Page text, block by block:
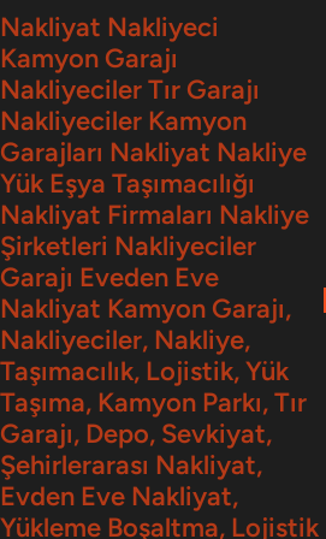
İçeriğe
geç
Nakliyat Nakliyeci
Kamyon Garajı
Nakliyeciler Tır Garajı
Nakliyeciler Kamyon
Garajları Nakliyat Nakliye
Yük Eşya Taşımacılığı
Nakliyat Firmaları Nakliye
Şirketleri Nakliyeciler
Garajı Eveden Eve
Nakliyat Kamyon Garajı,
Nakliyeciler, Nakliye,
Taşımacılık, Lojistik, Yük
Taşıma, Kamyon Parkı, Tır
Garajı, Depo, Sevkiyat,
Şehirlerarası Nakliyat,
Evden Eve Nakliyat,
Yükleme Boşaltma, Lojistik